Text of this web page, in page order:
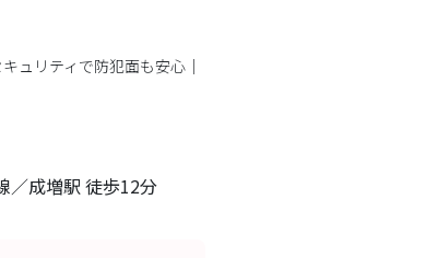
ュリティで防犯面も安心｜
／成増駅 徒歩12分